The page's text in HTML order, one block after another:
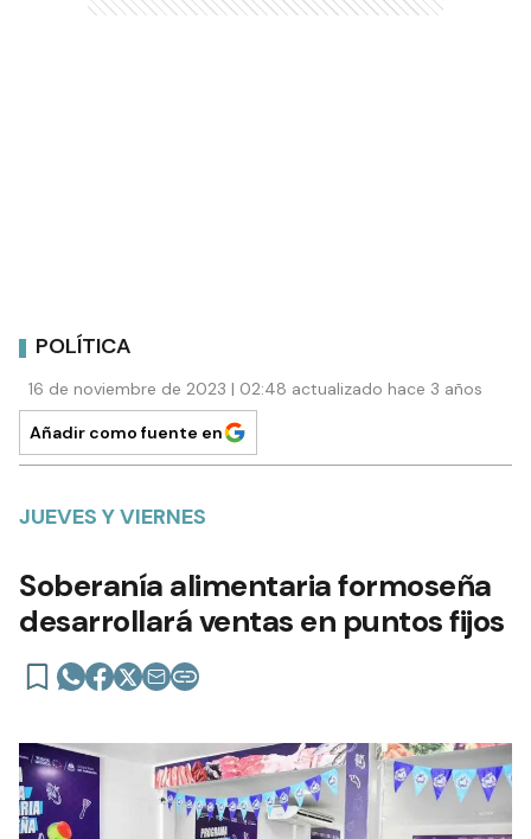
POLÍTICA
16 de noviembre de 2023 | 02:48 actualizado hace 3 años
Añadir como fuente en
JUEVES Y VIERNES
Soberanía alimentaria formoseña
desarrollará ventas en puntos fijos